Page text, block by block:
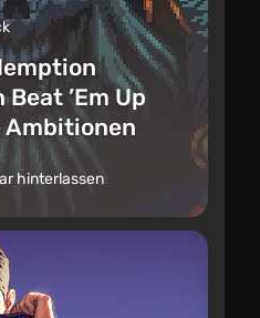
’Em Up
hinterlassen